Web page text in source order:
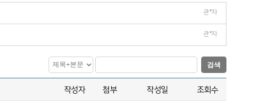
관*자
관*자
검색
작성자 첨부 작성일 조회수